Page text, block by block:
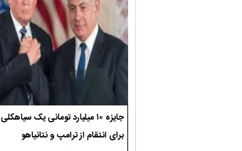
جایزه ۱۰ میلیارد تومانی یک سیاهکلی
برای انتقام از ترامپ و نتانیاهو